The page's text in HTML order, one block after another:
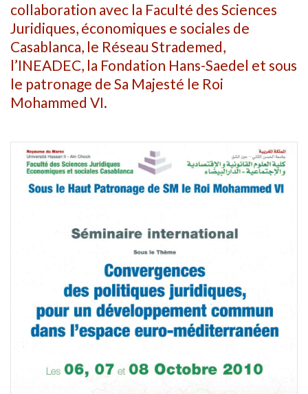
collaboration avec la Faculté des Sciences
Juridiques, économiques e sociales de
Casablanca, le Réseau Strademed,
l’INEADEC, la Fondation Hans-Saedel et sous
le patronage de Sa Majesté le Roi
Mohammed VI.